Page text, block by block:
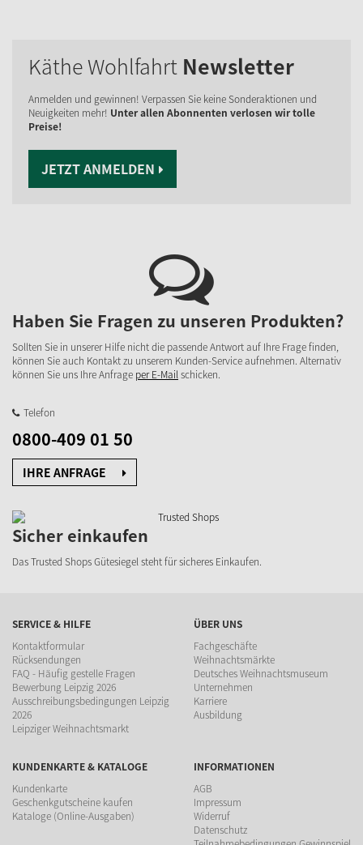
Käthe Wohlfahrt Newsletter
Anmelden und gewinnen! Verpassen Sie keine Sonderaktionen und
Neuigkeiten mehr! Unter allen Abonnenten verlosen wir tolle
Preise!
JETZT ANMELDEN
Haben Sie Fragen zu unseren Produkten?
Sollten Sie in unserer Hilfe nicht die passende Antwort auf Ihre Frage finden,
können Sie auch Kontakt zu unserem Kunden-Service aufnehmen. Alternativ
können Sie uns Ihre Anfrage per E-Mailschicken.
Telefon
0800-409 01 50
IHRE ANFRAGE
Sicher einkaufen
Das Trusted Shops Gütesiegel steht für sicheres Einkaufen.
SERVICE & HILFE
Kontaktformular
Rücksendungen
FAQ - Häufig gestelle Fragen
Bewerbung Leipzig 2026
Ausschreibungsbedingungen Leipzig
2026
Leipziger Weihnachtsmarkt
ÜBER UNS
Fachgeschäfte
Weihnachtsmärkte
Deutsches Weihnachtsmuseum
Unternehmen
Karriere
Ausbildung
KUNDENKARTE & KATALOGE
Kundenkarte
Geschenkgutscheine kaufen
Kataloge (Online-Ausgaben)
INFORMATIONEN
AGB
Impressum
Widerruf
Datenschutz